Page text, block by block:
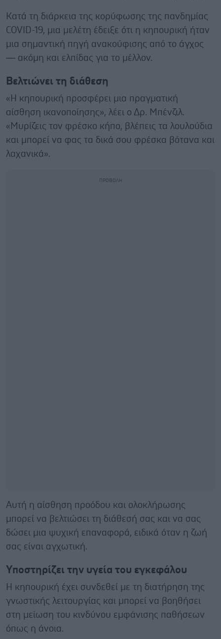
Κατά τη διάρκεια της κορύφωσης της πανδημίας
COVID-19, μια μελέτη έδειξε ότι η κηπουρική ήταν
μια σημαντική πηγή ανακούφισης από το άγχος
— ακόμη και ελπίδας για το μέλλον.
Βελτιώνει τη διάθεση
«Η κηπουρική προσφέρει μια πραγματική
αίσθηση ικανοποίησης», λέει ο Δρ. Μπένζιλ.
«Μυρίζεις τον φρέσκο ​​κήπο, βλέπεις τα λουλούδια
και μπορεί να φας τα δικά σου φρέσκα βότανα και
λαχανικά».
Αυτή η αίσθηση προόδου και ολοκλήρωσης
μπορεί να βελτιώσει τη διάθεσή σας και να σας
δώσει μια ψυχική επαναφορά, ειδικά όταν η ζωή
σας είναι αγχωτική.
Υποστηρίζει την υγεία του εγκεφάλου
Η κηπουρική έχει συνδεθεί με τη διατήρηση της
γνωστικής λειτουργίας και μπορεί να βοηθήσει
στη μείωση του κινδύνου εμφάνισης παθήσεων
όπως η άνοια.